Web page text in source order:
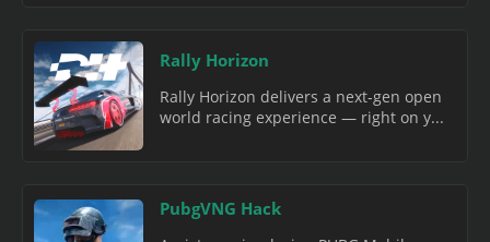
Rally Horizon
Rally Horizon delivers a next-gen open
world racing experience — right on y...
PubgVNG Hack